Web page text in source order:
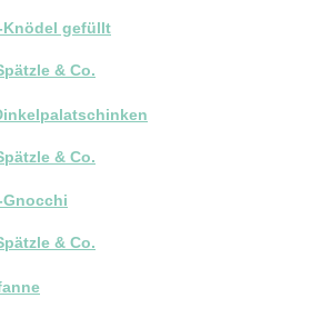
Knödel gefüllt
& Co.
& Co.
& Co.